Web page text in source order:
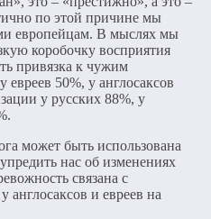
по этой причине мы
европейцам. В мыслях мы
коробочку восприятия
привязка к чужим
50%, у англосаксов
у русских 88%, у
может быть использована
нас об изменениях
связана с
англосаксов и евреев на